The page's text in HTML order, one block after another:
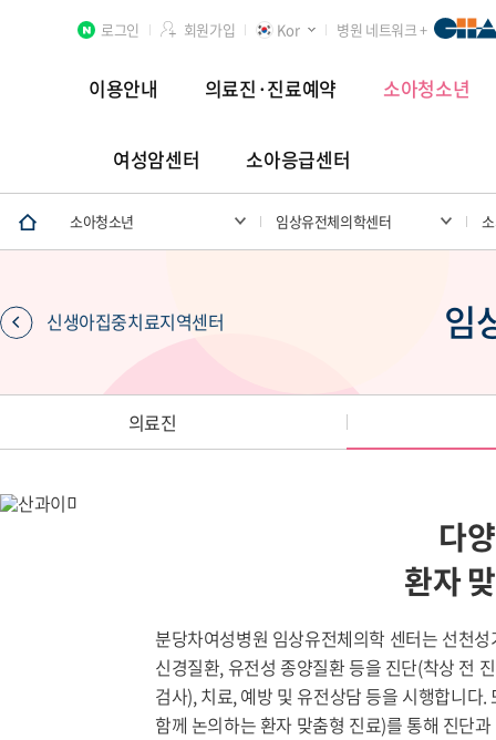
로그인 회원가입 Kor 병원 네트워크 +
이용안내 의료진·진료예약 소아청소년
여성암센터 소아응급센터
장례식장
소아청소년 임상유전체의학센터
신생아집중치료지역센터 임
의료진
다
환자
분당차여성병원 임상유전체의학 센터는 선천
신경질환, 유전성 종양질환 등을 진단(착상 전
검사), 치료, 예방 및 유전상담 등을 시행합니
함께 논의하는 환자 맞춤형 진료)를 통해 진단